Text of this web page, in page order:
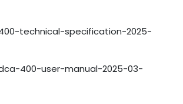
technical-specification-2025-
400-user-manual-2025-03-